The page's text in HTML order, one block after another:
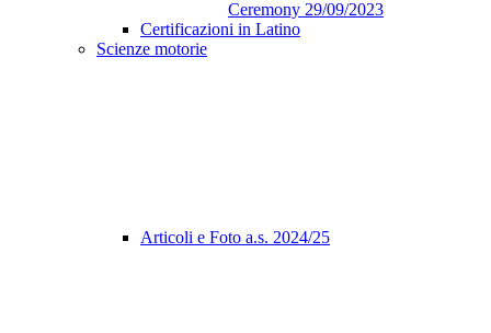
Ceremony 29/09/2023
Certificazioni in Latino
Scienze motorie
Articoli e Foto a.s. 2024/25